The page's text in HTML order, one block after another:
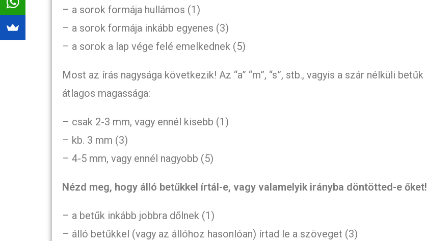
– a sorok formája hullámos (1)
– a sorok formája inkább egyenes (3)
– a sorok a lap vége felé emelkednek (5)
Most az írás nagysága következik! Az “a” “m”, “s”, stb., vagyis a szár nélküli betűk
átlagos magassága:
– csak 2-3 mm, vagy ennél kisebb (1)
– kb. 3 mm (3)
– 4-5 mm, vagy ennél nagyobb (5)
Nézd meg, hogy álló betűkkel írtál-e, vagy valamelyik irányba döntötted-e őket!
– a betűk inkább jobbra dőlnek (1)
– álló betűkkel (vagy az állóhoz hasonlóan) írtad le a szöveget (3)